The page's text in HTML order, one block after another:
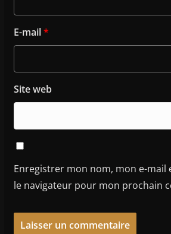
E-mail*
Site web
Enregistrer mon nom, mon e-mail
le navigateur pour mon prochain